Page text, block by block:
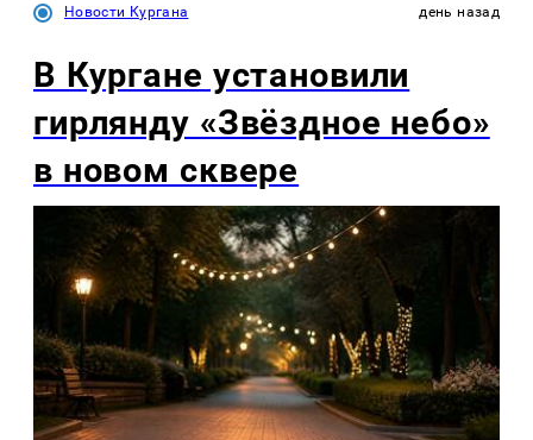
Новости Кургана день назад
В Кургане установили
гирлянду «Звёздное небо»
в новом сквере